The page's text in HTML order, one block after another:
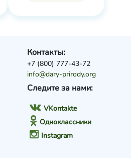
Следите за нами:
VKontakte
Одноклассники
Instagram
Контакты:
+7 (800) 777-43-72
info@dary-prirody.org